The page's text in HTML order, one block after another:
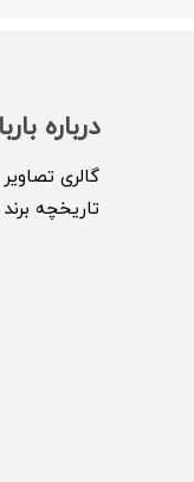
درباره
گالری تصاویر
تاریخچه برند